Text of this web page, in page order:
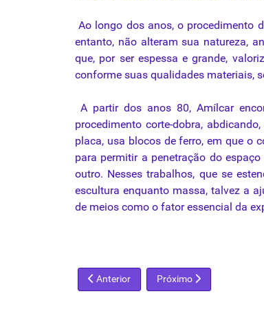
Ao longo dos anos, o procedimento
entanto, não alteram sua natureza,
que, por ser espessa e grande,
conforme suas qualidades materiais,
A partir dos anos 80, Amílcar
procedimento corte-dobra,
placa, usa blocos de ferro, em que o
para permitir a penetração do
outro. Nesses trabalhos, que se
escultura enquanto massa, talvez a
de meios como o fator essencial da
Artigo anterior: Impasse da antiarte
Anterior Próximo artigo:
Próximo